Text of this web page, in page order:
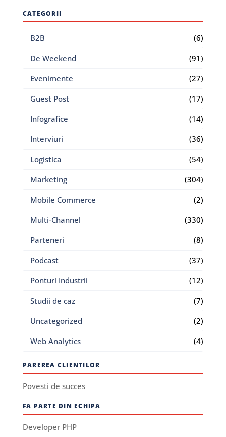
CATEGORII
B2B
(6)
De Weekend
(91)
Evenimente
(27)
Guest Post
(17)
Infografice
(14)
Interviuri
(36)
Logistica
(54)
Marketing
(304)
Mobile Commerce
(2)
Multi-Channel
(330)
Parteneri
(8)
Podcast
(37)
Ponturi Industrii
(12)
Studii de caz
(7)
Uncategorized
(2)
Web Analytics
(4)
PAREREA CLIENTILOR
Povesti de succes
FA PARTE DIN ECHIPA
Developer PHP